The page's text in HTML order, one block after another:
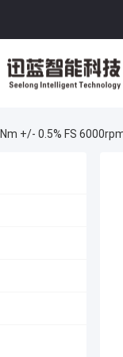
+/- 0.5% FS 6000rpm